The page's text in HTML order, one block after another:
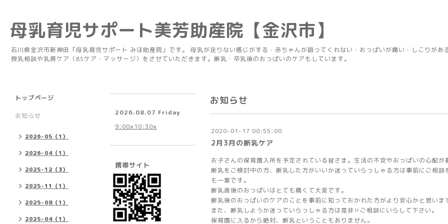
母乳育児サポート美芳助産院【金沢市】
石川県金沢市新神田「母乳育児サポート みほ助産院」です。 母乳が足りない感じがする・赤ちゃんが吸ってくれない・おっぱいが痛い・しこりがあ
授乳相談や乳房ケア（BSケア・マッサージ）をさせていただきます。断乳・卒乳後のおっぱいのケアもしています。
お知らせ
2020-01-17 00:55:00
2月3月の断乳ケア
お子さんの保育園入所を予定されている皆さま。生活の不安やおっぱいの心配が
断乳をご検討中の方、断乳した方がいいか迷っていらっしゃる方は事前にご相談
も一案です。
断乳直後のおっぱいはとても痛くて大変です。
断乳後のおっぱいのケアのことを事前に知っておかれた方がより安心かと思いま
また、断乳しようか迷っていらっしゃる方は是非‼️ご相談にいらして下さい。
保育園に入るから絶対、断乳ということもありません。
トップページ
お知らせ
2026-05（1）
2026-04（1）
2025-12（3）
2025-11（1）
2025-08（1）
2025-04（1）
2026.08.07 Friday
9:00×10:30×
携帯サイト